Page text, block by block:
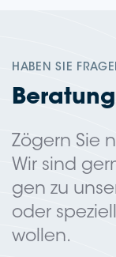
HABEN SIE
Zögern Sie
Wir sind
gen zu
oder
wollen.